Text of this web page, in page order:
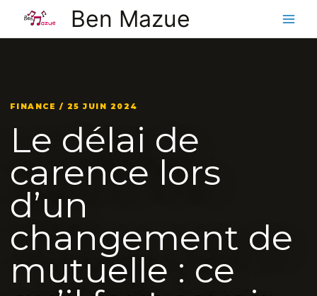
contenu
Ben Mazue
FINANCE / 25 JUIN 2024
Le délai de
carence lors
d’un
changement de
mutuelle : ce